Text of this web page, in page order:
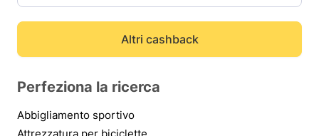
Altri cashback
Perfeziona la ricerca
Abbigliamento sportivo